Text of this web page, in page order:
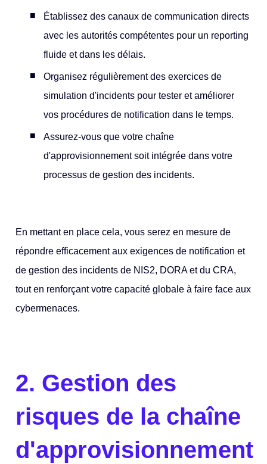
Établissez des canaux de communication directs
avec les autorités compétentes pour un reporting
fluide et dans les délais.
Organisez régulièrement des exercices de
simulation d'incidents pour tester et améliorer
vos procédures de notification dans le temps.
Assurez-vous que votre chaîne
d'approvisionnement soit intégrée dans votre
processus de gestion des incidents.
En mettant en place cela, vous serez en mesure de
répondre efficacement aux exigences de notification et
de gestion des incidents de NIS2, DORA et du CRA,
tout en renforçant votre capacité globale à faire face aux
cybermenaces.
2. Gestion des
risques de la chaîne
d'approvisionnement